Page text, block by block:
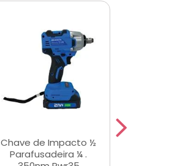
Chave de Impacto ½
Parafusadeira ¼ .